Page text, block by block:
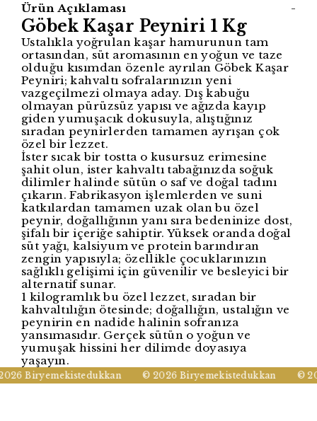
Ürün Açıklaması -
Göbek Kaşar Peyniri 1 Kg
Ustalıkla yoğrulan kaşar hamurunun tam
ortasından, süt aromasının en yoğun ve taze
olduğu kısımdan özenle ayrılan Göbek Kaşar
Peyniri; kahvaltı sofralarınızın yeni
vazgeçilmezi olmaya aday. Dış kabuğu
olmayan pürüzsüz yapısı ve ağızda kayıp
giden yumuşacık dokusuyla, alıştığınız
sıradan peynirlerden tamamen ayrışan çok
özel bir lezzet.
İster sıcak bir tostta o kusursuz erimesine
şahit olun, ister kahvaltı tabağınızda soğuk
dilimler halinde sütün o saf ve doğal tadını
çıkarın. Fabrikasyon işlemlerden ve suni
katkılardan tamamen uzak olan bu özel
peynir, doğallığının yanı sıra bedeninize dost,
şifalı bir içeriğe sahiptir. Yüksek oranda doğal
süt yağı, kalsiyum ve protein barındıran
zengin yapısıyla; özellikle çocuklarınızın
sağlıklı gelişimi için güvenilir ve besleyici bir
alternatif sunar.
1 kilogramlık bu özel lezzet, sıradan bir
kahvaltılığın ötesinde; doğallığın, ustalığın ve
peynirin en nadide halinin sofranıza
yansımasıdır. Gerçek sütün o yoğun ve
yumuşak hissini her dilimde doyasıya
yaşayın.
Biryemekistedukkan © 2026 Biryemekistedukkan ©